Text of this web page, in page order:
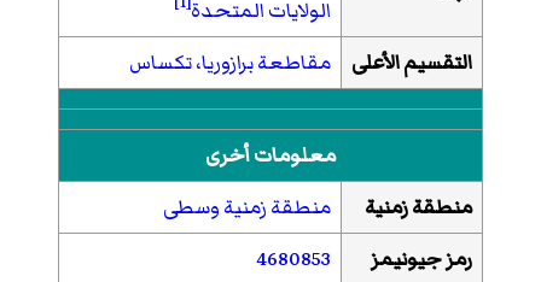
الولايات المتحدة
التقسيم الأعلى مقاطعة برازوريا، تكساس
معلومات أخرى
منطقة زمنية
منطقة زمنية وسطى
رمز جيونيمز
4680853